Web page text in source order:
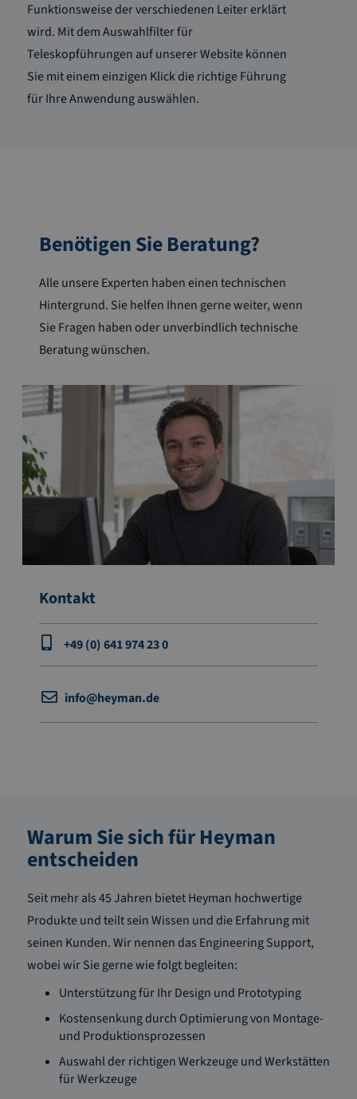
Funktionsweise der verschiedenen Leiter erklärt
wird. Mit dem Auswahlfilter für
Teleskopführungen auf unserer Website können
Sie mit einem einzigen Klick die richtige Führung
für Ihre Anwendung auswählen.
Benötigen Sie Beratung?
Alle unsere Experten haben einen technischen
Hintergrund. Sie helfen Ihnen gerne weiter, wenn
Sie Fragen haben oder unverbindlich technische
Beratung wünschen.
Kontakt
+49 (0) 641 974 23 0
info@heyman.de
Warum Sie sich für Heyman
entscheiden
Seit mehr als 45 Jahren bietet Heyman hochwertige
Produkte und teilt sein Wissen und die Erfahrung mit
seinen Kunden. Wir nennen das Engineering Support,
wobei wir Sie gerne wie folgt begleiten:
Unterstützung für Ihr Design und Prototyping
Kostensenkung durch Optimierung von Montage-
und Produktionsprozessen
Auswahl der richtigen Werkzeuge und Werkstätten
für Werkzeuge